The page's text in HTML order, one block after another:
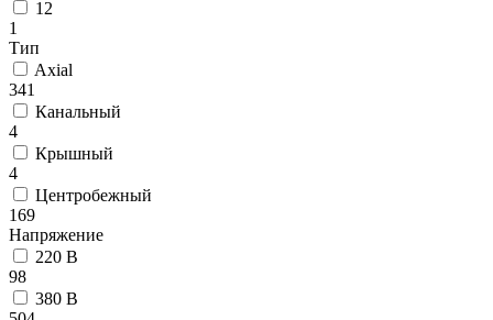
12
1
Тип
Axial
341
Канальный
4
Крышный
4
Центробежный
169
Напряжение
220 В
98
380 В